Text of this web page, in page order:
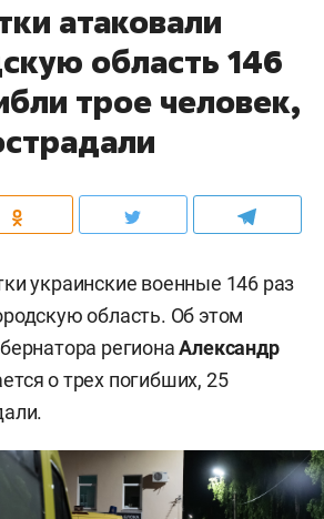
атаковали
область 146
трое человек,
украинские военные 146 раз
область. Об этом
регионаАлександр
о трех погибших, 25